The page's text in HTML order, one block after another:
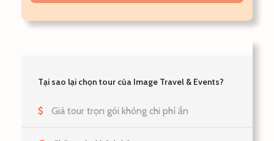
Tại sao lại chọn tour của Image Travel & Events?
Giá tour trọn gói không chi phí ẩn